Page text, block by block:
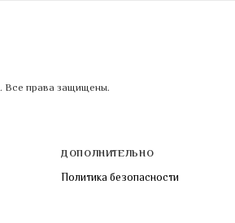
Все права защищены.
ДОПОЛНИТЕЛЬНО
Политика безопасности